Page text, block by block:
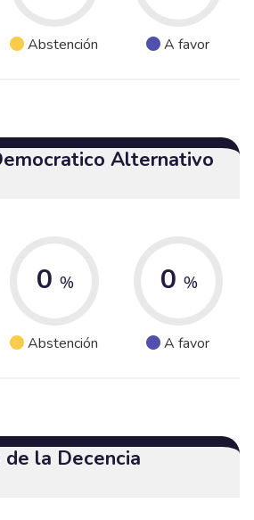
Abstención A favor
Alternativo
0 %
Abstención
0 %
A favor
la Decencia